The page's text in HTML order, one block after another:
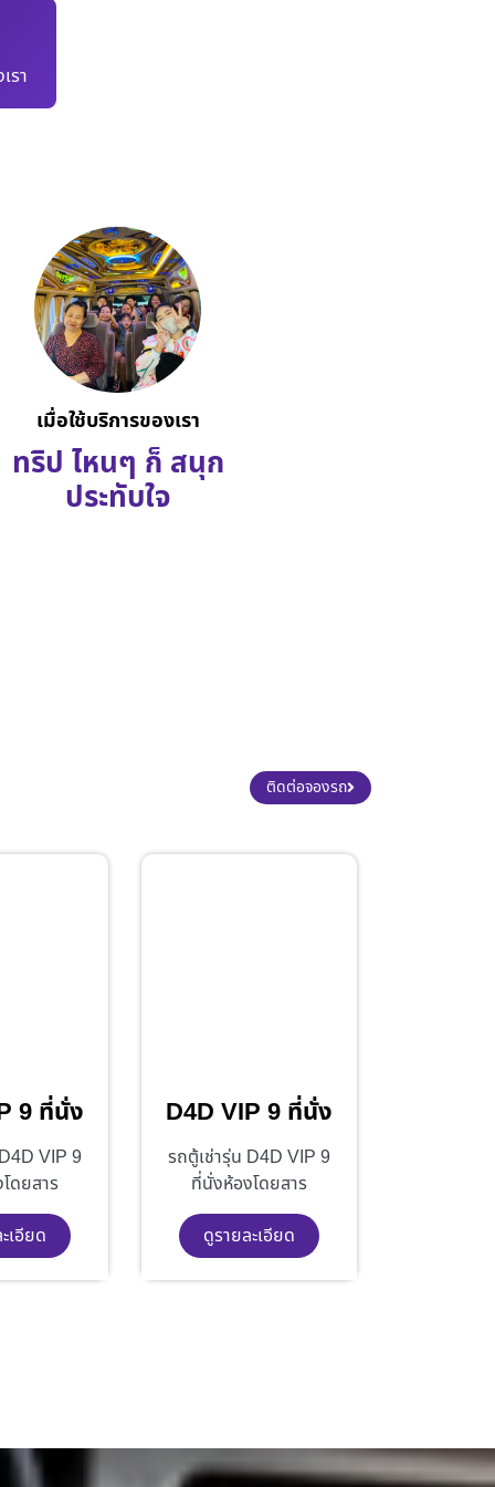
รา
เมื่อใช้บริการของเรา
ทริป ไหนๆ ก็ สนุก
ประทับใจ
ติดต่อจองรถ
9 ที่นั่ง
VIP 9
ดยสาร
เอียด
D4D VIP 9 ที่นั่ง
รถตู้เช่ารุ่น D4D VIP 9
ที่นั่งห้องโดยสาร
ดูรายละเอียด